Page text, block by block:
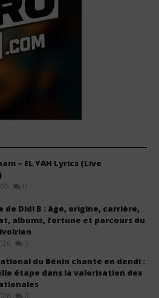
– EL YAH Lyrics (Live
0
de Didi B : âge, origine, carrière,
albums, fortune et parcours du
0
du Bénin chanté en dendi :
étape dans la valorisation des
0